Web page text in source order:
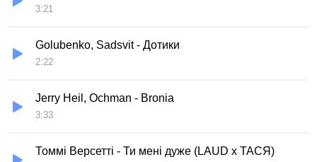
3:21
Golubenko, Sadsvit - Дотики
2:22
Jerry Heil, Ochman - Bronia
3:33
Томмі Версетті - Ти мені дуже (LAUD x ТАСЯ)